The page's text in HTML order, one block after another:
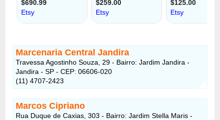
Marcenaria Central Jandira
Travessa Agostinho Souza, 29 - Bairro: Jardim Jandira -
Jandira - SP - CEP: 06606-020
(11) 4707-2423
Marcos Cipriano
Rua Duque de Caxias, 303 - Bairro: Jardim Stella Maris -